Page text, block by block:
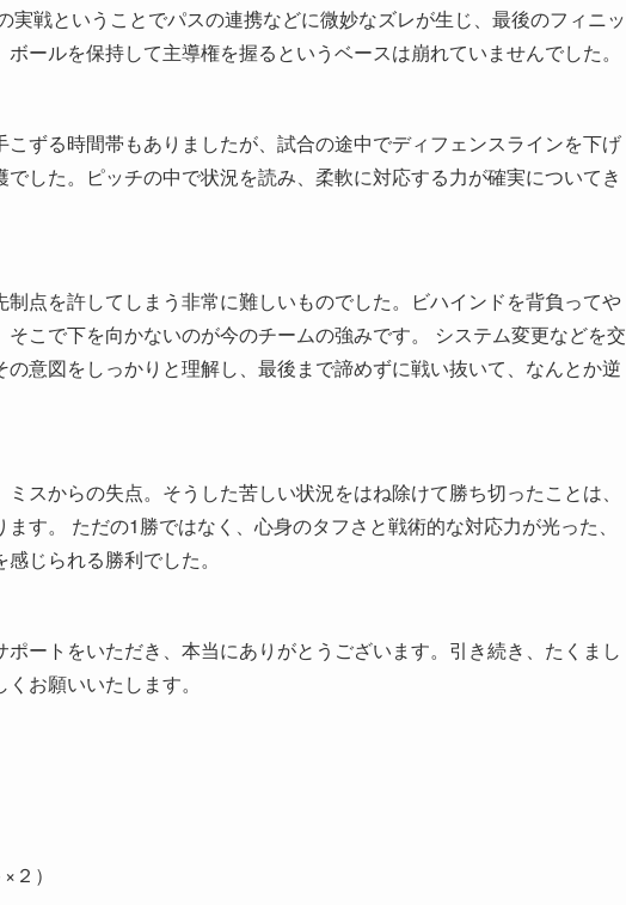
実戦ということでパスの連携などに微妙なズレが生じ、最後のフィニッ
ールを保持して主導権を握るというベースは崩れていませんでした。
ずる時間帯もありましたが、試合の途中でディフェンスラインを下げ
した。ピッチの中で状況を読み、柔軟に対応する力が確実についてき
点を許してしまう非常に難しいものでした。ビハインドを背負ってや
こで下を向かないのが今のチームの強みです。 システム変更などを交
意図をしっかりと理解し、最後まで諦めずに戦い抜いて、なんとか逆
スからの失点。そうした苦しい状況をはね除けて勝ち切ったことは、
す。 ただの1勝ではなく、心身のタフさと戦術的な対応力が光った、
じられる勝利でした。
ートをいただき、本当にありがとうございます。引き続き、たくまし
お願いいたします。
）